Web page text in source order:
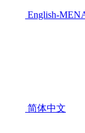
English-
简体中文